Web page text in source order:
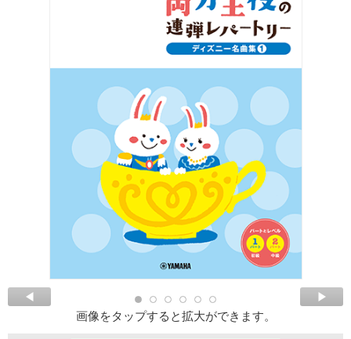
画像をタップすると拡大ができます。